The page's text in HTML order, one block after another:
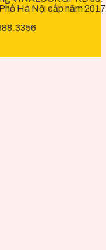
Hà Nội cấp năm